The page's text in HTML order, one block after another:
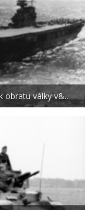
obratu války v&...